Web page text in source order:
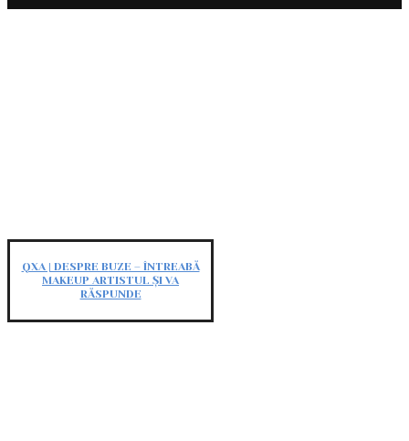
QXA | DESPRE BUZE – ÎNTREABĂ
MAKEUP ARTISTUL ȘI VA
RĂSPUNDE